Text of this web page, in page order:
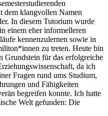
dem klangvollen Namen
In diesem Tutorium wurde
einem eher informelleren
kennenzulernen sowie in
zu treten. Heute bin
Grundstein für das erfolgreiche
da ich
Fragen rund ums Studium,
und Fähigkeiten
begreifen konnte. Ich hatte
Welt gefunden: Die